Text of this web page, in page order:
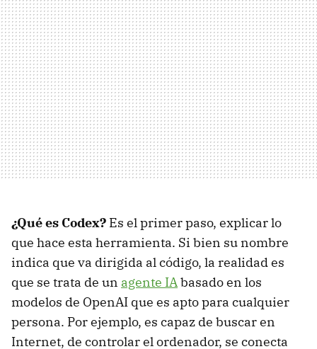
¿Qué es Codex? Es el primer paso, explicar lo
que hace esta herramienta. Si bien su nombre
indica que va dirigida al código, la realidad es
que se trata de un agente IAbasado en los
modelos de OpenAI que es apto para cualquier
persona. Por ejemplo, es capaz de buscar en
Internet, de controlar el ordenador, se conecta